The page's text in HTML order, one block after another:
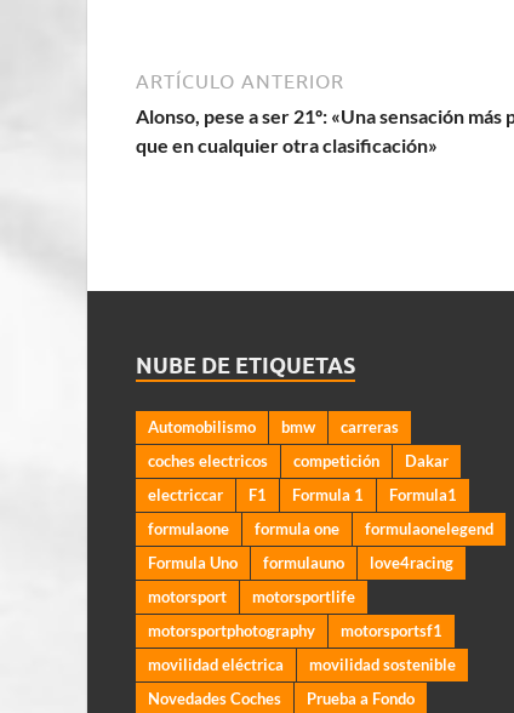
ARTÍCULO ANTERIOR
Alonso, pese a ser 21º: «Una sensación más
que en cualquier otra clasificación»
NUBE DE ETIQUETAS
Automobilismo bmw
carreras
coches electricos
competición
Dakar
electriccar
F1 Formula 1
Formula1
formulaone
formula one
formulaonelegend
Formula Uno
formulauno
love4racing
motorsport
motorsportlife
motorsportphotography
motorsportsf1
movilidad eléctrica
movilidad sostenible
Novedades Coches
Prueba a Fondo